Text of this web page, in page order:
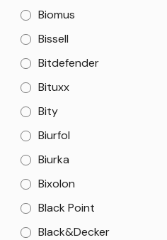
Biomus
Bissell
Bitdefender
Bituxx
Bity
Biurfol
Biurka
Bixolon
Black Point
Black&Decker